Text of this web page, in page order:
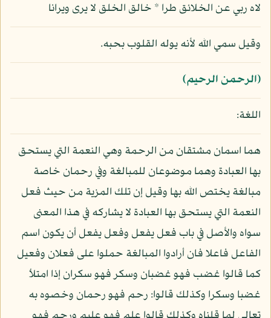
لاه ربي عن الخلائق طرا * خالق الخلق لا يرى ويرانا
وقيل سمي الله لأنه يوله القلوب بحبه.
(الرحمن الرحيم)
اللغة:
هما اسمان مشتقان من الرحمة وهي النعمة التي يستحق
بها العبادة وهما موضوعان للمبالغة وفي رحمان خاصة
مبالغة يختص الله بها وقيل إن تلك المزية من حيث فعل
النعمة التي يستحق بها العبادة لا يشاركه في هذا المعنى
سواه والأصل في باب فعل يفعل وفعل يفعل أن يكون اسم
الفاعل فاعلا فان أرادوا المبالغة حملوا على فعلان وفعيل
كما قالوا غضب فهو غضبان وسكر فهو سكران إذا امتلأ
غضبا وسكرا وكذلك قالوا: رحم فهو رحمان وخصوه به